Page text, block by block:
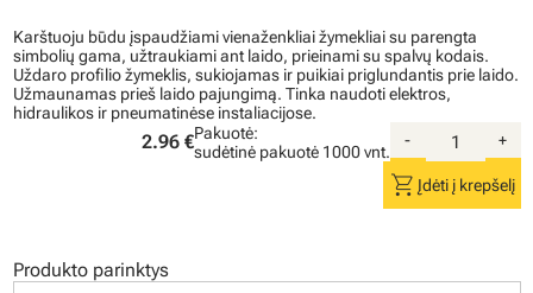
Karštuoju būdu įspaudžiami vienaženkliai žymekliai su parengta
simbolių gama, užtraukiami ant laido, prieinami su spalvų kodais.
Uždaro profilio žymeklis, sukiojamas ir puikiai priglundantis prie laido.
Užmaunamas prieš laido pajungimą. Tinka naudoti elektros,
hidraulikos ir pneumatinėse instaliacijose.
2.96 €Pakuotė:
sudėtinė pakuotė 1000 vnt.
- +
shopping_cart Įdėti į krepšelį
Produkto parinktys